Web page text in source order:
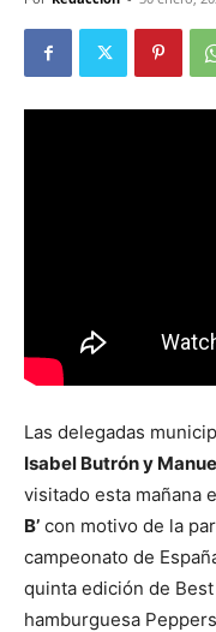
Las delegadas
Isabel Butrón y
visitado esta mañana
B’ con motivo de la
campeonato de
quinta edición de
hamburguesa